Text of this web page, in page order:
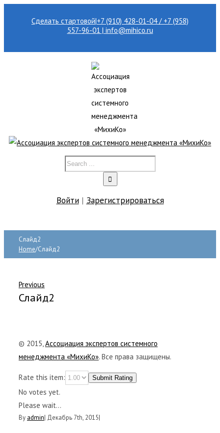
Сделать стартовой|+7 (910) 428-01-04 / +7 (958)
557-96-01 | info@mihico.ru
Войти| Зарегистрироваться
Слайд2
Home/Слайд2
Previous
Слайд2
© 2015,Ассоциация экспертов системного
менеджмента «МихиКо». Все права защищены.
Rate this item: Submit Rating
No votes yet.
Please wait...
By admin| Декабрь 7th, 2015|